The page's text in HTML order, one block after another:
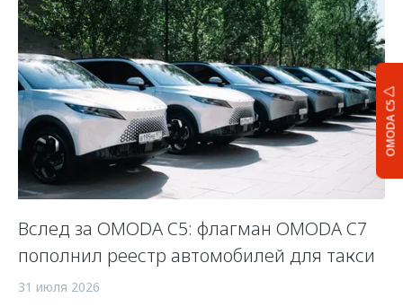
OMODA C5
Вслед за OMODA C5: флагман OMODA C7
пополнил реестр автомобилей для такси
31 июля 2026